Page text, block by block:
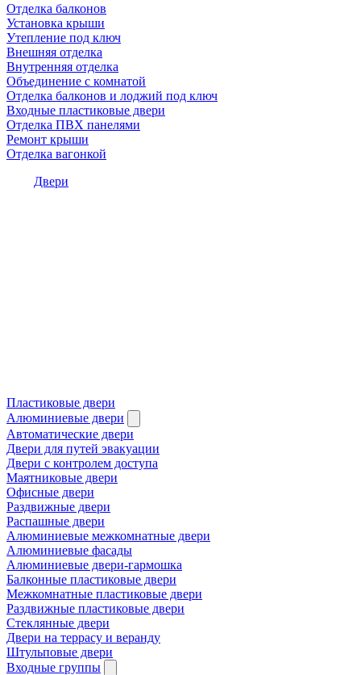
Отделка балконов
Установка крыши
Утепление под ключ
Внешняя отделка
Внутренняя отделка
Объединение с комнатой
Отделка балконов и лоджий под ключ
Входные пластиковые двери
Отделка ПВХ панелями
Ремонт крыши
Отделка вагонкой
Двери
Пластиковые двери
Алюминиевые двери
Автоматические двери
Двери для путей эвакуации
Двери с контролем доступа
Маятниковые двери
Офисные двери
Раздвижные двери
Распашные двери
Алюминиевые межкомнатные двери
Алюминиевые фасады
Алюминиевые двери-гармошка
Балконные пластиковые двери
Межкомнатные пластиковые двери
Раздвижные пластиковые двери
Стеклянные двери
Двери на террасу и веранду
Штульповые двери
Входные группы